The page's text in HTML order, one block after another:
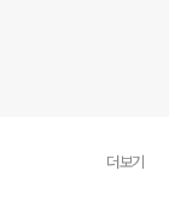
더보기